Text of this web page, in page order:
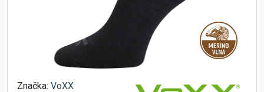
Značka: VoXX